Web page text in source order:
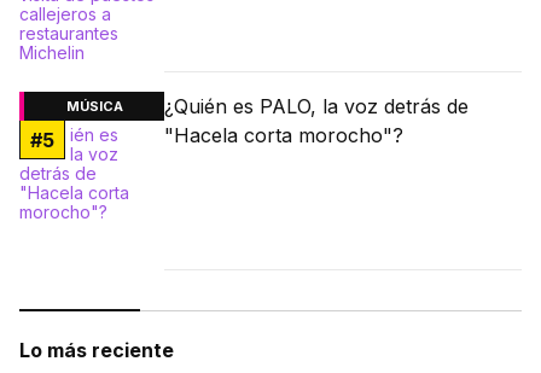
MÚSICA
#5
¿Quién es PALO, la voz detrás de
"Hacela corta morocho"?
Lo más reciente